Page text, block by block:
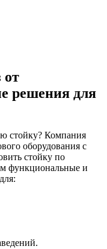
от
решения для
стойку? Компания
оборудования с
стойку по
функциональные и